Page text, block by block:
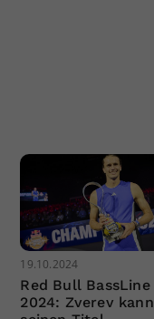
19.10.2024
Red Bull BassLine
2024: Zverev kann